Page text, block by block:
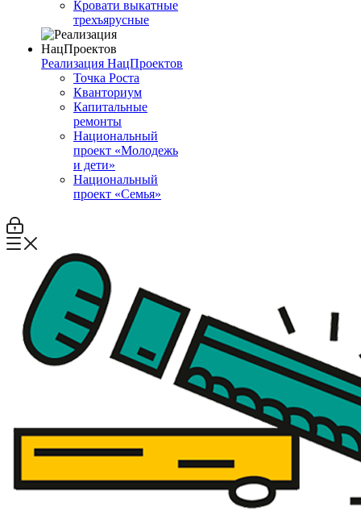
Кровати выкатные
трехъярусные
Реализация НацПроектов
Точка Роста
Кванториум
Капитальные
ремонты
Национальный
проект «Молодежь
и дети»
Национальный
проект «Семья»